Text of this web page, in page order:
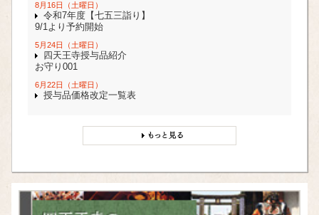
8月16日（土曜日）
令和7年度【七五三詣り】
9/1より予約開始
5月24日（土曜日）
四天王寺授与品紹介
お守り001
6月22日（土曜日）
授与品価格改定一覧表